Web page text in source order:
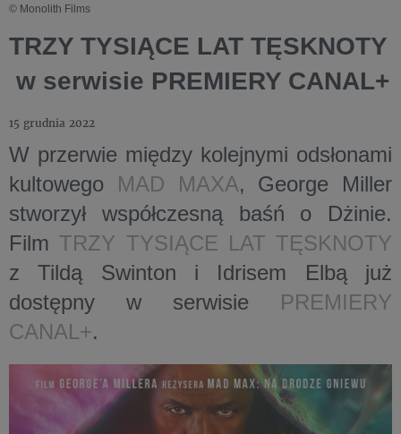
© Monolith Films
TRZY TYSIĄCE LAT TĘSKNOTY
w serwisie PREMIERY CANAL+
15 grudnia 2022
W przerwie między kolejnymi odsłonami
kultowego MAD MAXA, George Miller
stworzył współczesną baśń o Dżinie.
Film TRZY TYSIĄCE LAT TĘSKNOTY
z Tildą Swinton i Idrisem Elbą już
dostępny w serwisie PREMIERY
CANAL+.